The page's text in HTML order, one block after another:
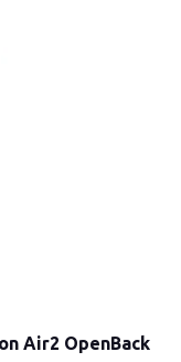
Air2 OpenBack